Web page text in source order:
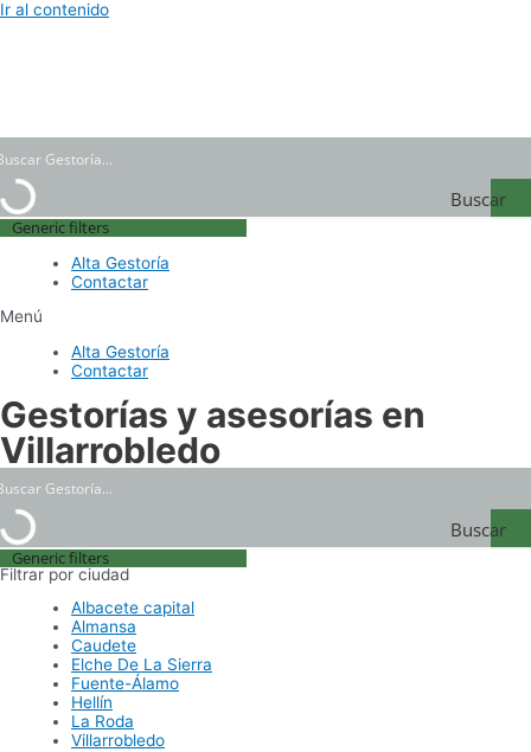
Ir al contenido
Buscar
Generic filters
Alta Gestoría
Contactar
Menú
Alta Gestoría
Contactar
Gestorías y asesorías en
Villarrobledo
Buscar
Generic filters
Filtrar por ciudad
Albacete capital
Almansa
Caudete
Elche De La Sierra
Fuente-Álamo
Hellín
La Roda
Villarrobledo